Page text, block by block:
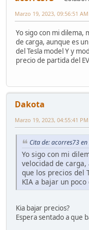
Marzo 19, 2023, 09:56:51 AM
Yo sigo con mi dilema,
de carga, aunque es
del Tesla model Y y
precio de partida del
Dakota
Marzo 19, 2023, 04:55:41 PM
Cita de: acorres73
Yo sigo con mi
velocidad de carga,
que los precios del
KIA a bajar un
Kia bajar precios?
Espera sentado a que